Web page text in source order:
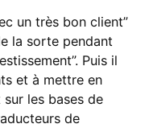
un très bon client”
la sorte pendant
Puis il
et à mettre en
sur les bases de
de